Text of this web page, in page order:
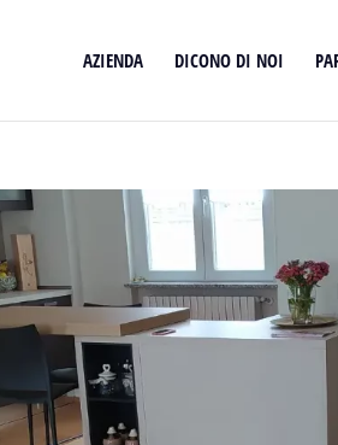
AZIENDA DICONO DI NOI